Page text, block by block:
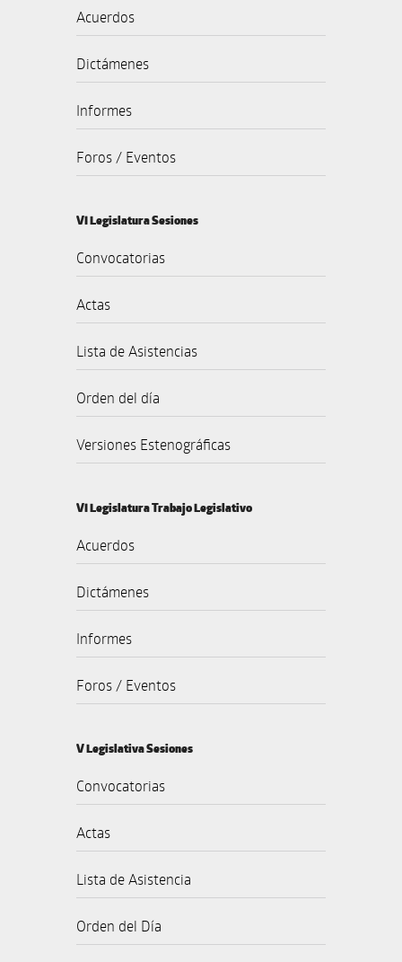
Acuerdos
Dictámenes
Informes
Foros / Eventos
VI Legislatura Sesiones
Convocatorias
Actas
Lista de Asistencias
Orden del día
Versiones Estenográficas
VI Legislatura Trabajo Legislativo
Acuerdos
Dictámenes
Informes
Foros / Eventos
V Legislativa Sesiones
Convocatorias
Actas
Lista de Asistencia
Orden del Día